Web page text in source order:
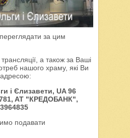
за цим
а також за Ваші
нашого храму, які Ви
і Єлизавети, UA 96
AT "КРЕДОБАНК",
подавати